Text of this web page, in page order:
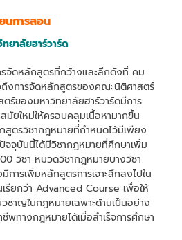
นการสอน
ยาลัยฮาร์วาร์ด
รจัดหลักสูตรที่กว้างและลึกดังที่ คม
งการจัดหลักสูตรของคณะนิติศาสตร์
ร์ของมหาวิทยาลัยฮาร์วาร์ดมีการ
ยใหม่ให้ครอบคลุมเนื้อหามากขึ้น
สูตรวิชากฎหมายที่กำหนดไว้มีเพียง
จจุบันนี้ได้มีวิชากฎหมายที่ศึกษาเพิ่ม
วิชา หมวดวิชากฎหมายบางวิชา
การเพิ่มหลักสูตรการเจาะลึกลงไปใน
เรียกว่า Advanced Course เพื่อให้
ชาญในกฎหมายเฉพาะด้านเป็นอย่าง
พทางกฎหมายได้เมื่อสำเร็จการศึกษา